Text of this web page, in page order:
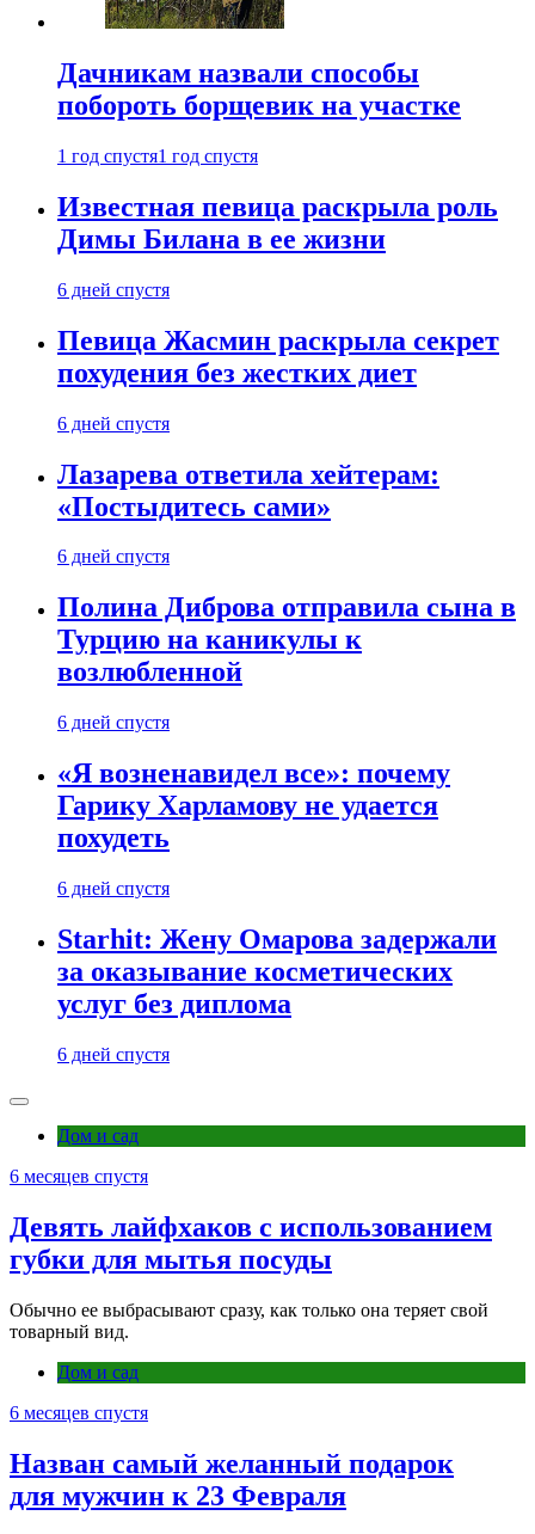
Дачникам назвали способы
побороть борщевик на участке
1 год спустя1 год спустя
Известная певица раскрыла роль
Димы Билана в ее жизни
6 дней спустя
Певица Жасмин раскрыла секрет
похудения без жестких диет
6 дней спустя
Лазарева ответила хейтерам:
«Постыдитесь сами»
6 дней спустя
Полина Диброва отправила сына в
Турцию на каникулы к
возлюбленной
6 дней спустя
«Я возненавидел все»: почему
Гарику Харламову не удается
похудеть
6 дней спустя
Starhit: Жену Омарова задержали
за оказывание косметических
услуг без диплома
6 дней спустя
Дом и сад
6 месяцев спустя
Девять лайфхаков с использованием
губки для мытья посуды
Обычно ее выбрасывают сразу, как только она теряет свой
товарный вид.
Дом и сад
6 месяцев спустя
Назван самый желанный подарок
для мужчин к 23 Февраля